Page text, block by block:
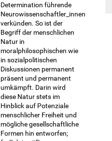
Determination führende
Neurowissenschaftler_innen
verkünden. So ist der
Begriff der menschlichen
Natur in
moralphilosophischen wie
in sozialpolitischen
Diskussionen permanent
präsent und permanent
umkämpft. Darin wird
diese Natur stets im
Hinblick auf Potenziale
menschlicher Freiheit und
mögliche gesellschaftliche
Formen hin entworfen;